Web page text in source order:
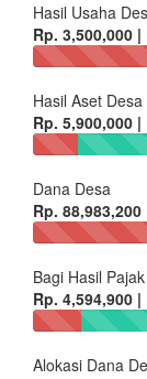
Hasil Usaha
Rp. 3,500,000
Hasil Aset Desa
Rp. 5,900,000
Dana Desa
Rp.
Bagi Hasil
Rp. 4,594,900
Alokasi Dana